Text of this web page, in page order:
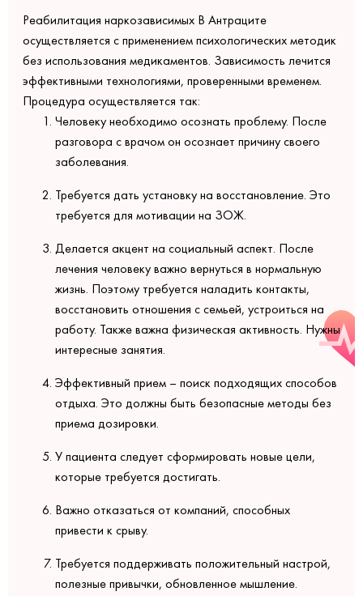
Реабилитация наркозависимых В Антраците
осуществляется с применением психологических методик
без использования медикаментов. Зависимость лечится
эффективными технологиями, проверенными временем.
Процедура осуществляется так:
Человеку необходимо осознать проблему. После
разговора с врачом он осознает причину своего
заболевания.
Требуется дать установку на восстановление. Это
требуется для мотивации на ЗОЖ.
Делается акцент на социальный аспект. После
лечения человеку важно вернуться в нормальную
жизнь. Поэтому требуется наладить контакты,
восстановить отношения с семьей, устроиться на
работу. Также важна физическая активность. Нужны
интересные занятия.
Эффективный прием – поиск подходящих способов
отдыха. Это должны быть безопасные методы без
приема дозировки.
У пациента следует сформировать новые цели,
которые требуется достигать.
Важно отказаться от компаний, способных
привести к срыву.
Требуется поддерживать положительный настрой,
полезные привычки, обновленное мышление.